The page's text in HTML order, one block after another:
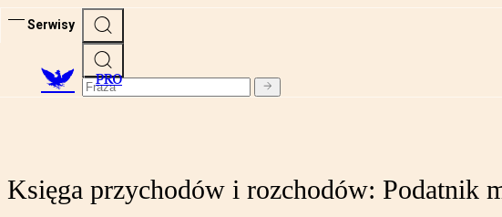
Serwisy
PRO
Księga przychodów i rozchodów: Podatnik